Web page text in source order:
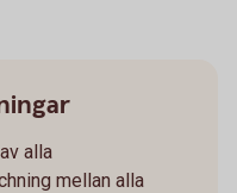
alla
mellan alla